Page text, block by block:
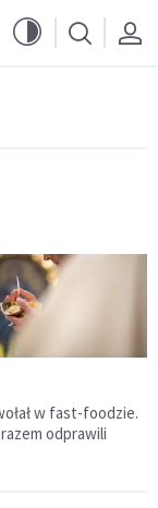
w fast-foodzie.
odprawili